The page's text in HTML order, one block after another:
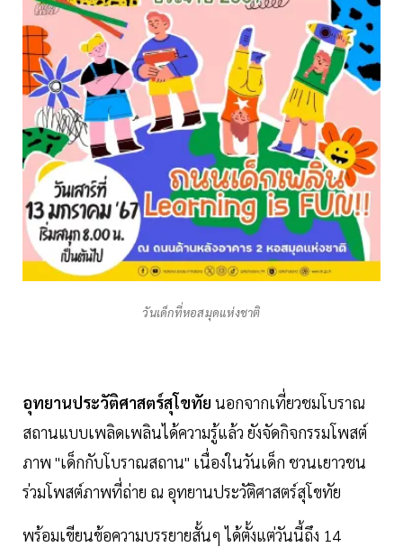
วันเด็กที่หอสมุดแห่งชาติ
อุทยานประวัติศาสตร์สุโขทัย นอกจากเที่ยวชมโบราณ
สถานแบบเพลิดเพลินได้ความรู้แล้ว ยังจัดกิจกรรมโพสต์
ภาพ "เด็กกับโบราณสถาน" เนื่องในวันเด็ก ชวนเยาวชน
ร่วมโพสต์ภาพที่ถ่าย ณ อุทยานประวัติศาสตร์สุโขทัย
พร้อมเขียนข้อความบรรยายสั้นๆ ได้ตั้งแต่วันนี้ถึง 14